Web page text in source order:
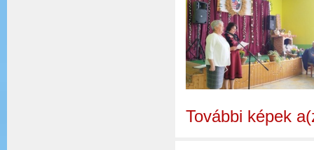
További képek